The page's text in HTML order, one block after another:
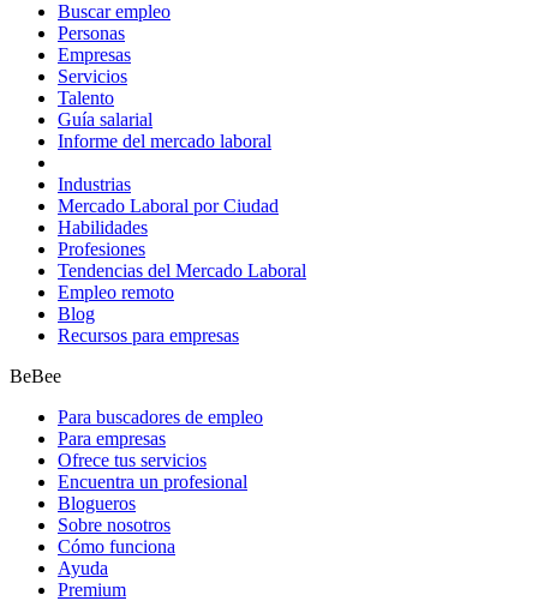
Buscar empleo
Personas
Empresas
Servicios
Talento
Guía salarial
Informe del mercado laboral
Industrias
Mercado Laboral por Ciudad
Habilidades
Profesiones
Tendencias del Mercado Laboral
Empleo remoto
Blog
Recursos para empresas
BeBee
Para buscadores de empleo
Para empresas
Ofrece tus servicios
Encuentra un profesional
Blogueros
Sobre nosotros
Cómo funciona
Ayuda
Premium